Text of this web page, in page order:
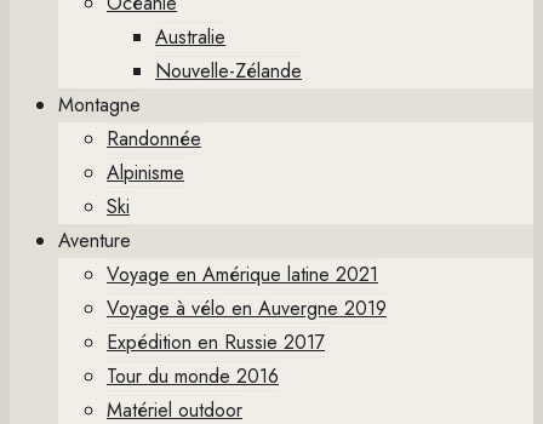
Australie
Nouvelle-Zélande
Montagne
Randonnée
Alpinisme
Ski
Aventure
Voyage en Amérique latine 2021
Voyage à vélo en Auvergne 2019
Expédition en Russie 2017
Tour du monde 2016
Matériel outdoor